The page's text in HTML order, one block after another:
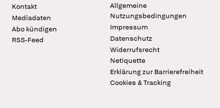
Kontakt
Mediadaten
Abo kündigen
RSS-Feed
Allgemeine
Nutzungsbedingungen
Impressum
Datenschutz
Widerrufsrecht
Netiquette
Erklärung zur Barrierefreiheit
Cookies & Tracking